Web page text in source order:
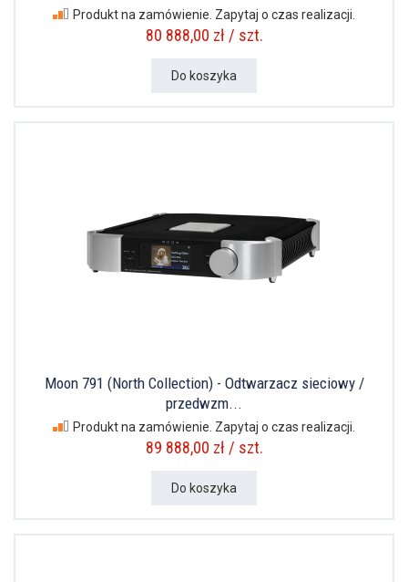
Produkt na zamówienie. Zapytaj o czas realizacji.
80 888,00 zł / szt.
Do koszyka
Moon 791 (North Collection) - Odtwarzacz sieciowy /
przedwzm...
Produkt na zamówienie. Zapytaj o czas realizacji.
89 888,00 zł / szt.
Do koszyka